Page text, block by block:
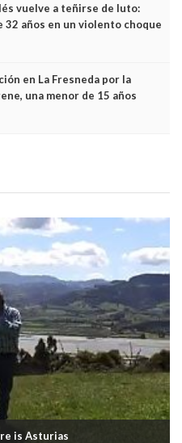
vuelve a teñirse de luto:
32 años en un violento choque
en La Fresneda por la
una menor de 15 años
is Asturias